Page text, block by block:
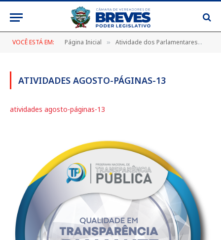
VOCÊ ESTÁ EM: Página Inicial » Atividade dos Parlamentares
ATIVIDADES AGOSTO-PÁGINAS-13
atividades agosto-páginas-13